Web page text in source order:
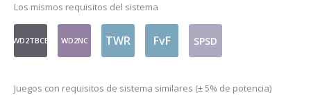
Los mismos requisitos del sistema
WD2TBCB WD2NC TWR FvF SPSD
Juegos con requisitos de sistema similares (± 5% de potencia)